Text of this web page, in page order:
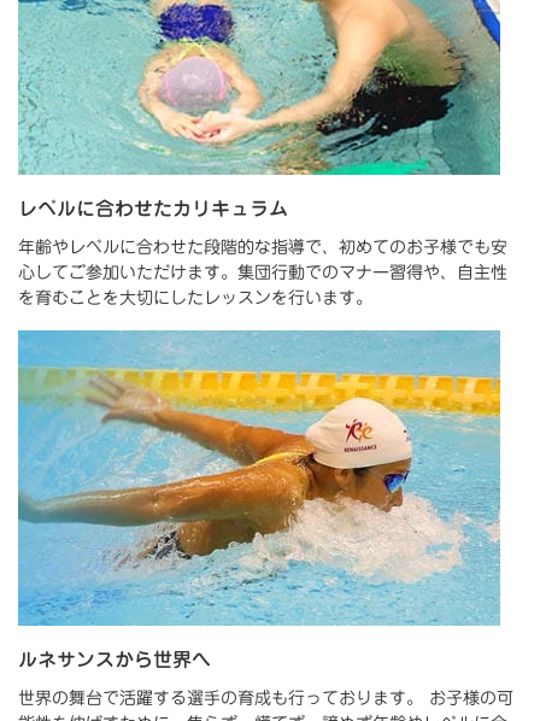
レベルに合わせたカリキュラム
年齢やレベルに合わせた段階的な指導で、初めてのお子様でも安
心してご参加いただけます。集団行動でのマナー習得や、自主性
を育むことを大切にしたレッスンを行います。
ルネサンスから世界へ
世界の舞台で活躍する選手の育成も行っております。 お子様の可